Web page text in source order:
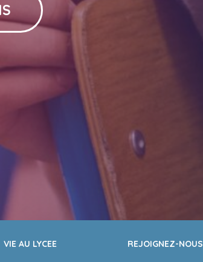
VIE AU LYCEE REJOIGNEZ-NOUS